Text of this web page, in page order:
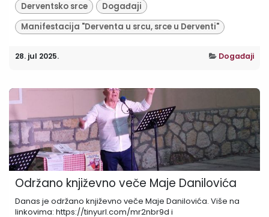
Derventsko srce
Događaji
Manifestacija "Derventa u srcu, srce u Derventi"
28. jul 2025. Događaji
Održano književno veče Maje Danilovića
Danas je održano književno veče Maje Danilovića. Više na
linkovima: https://tinyurl.com/mr2nbr9d i